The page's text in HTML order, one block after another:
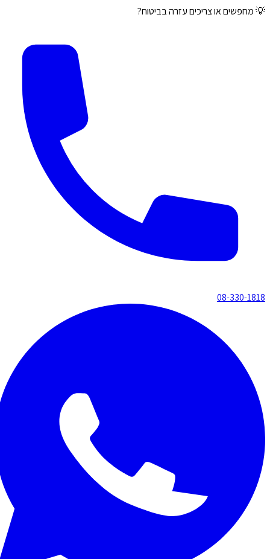
💡 מחפשים או צריכים עזרה בביטוח?
08-330-1818